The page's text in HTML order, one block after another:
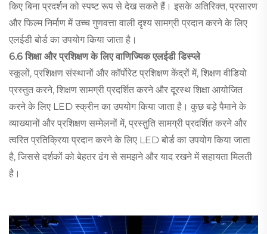
किए बिना प्रदर्शन को स्पष्ट रूप से देख सकते हैं। इसके अतिरिक्त, प्रसारण
और फिल्म निर्माण में उच्च गुणवत्ता वाली दृश्य सामग्री प्रदान करने के लिए
एलईडी बोर्ड का उपयोग किया जाता है।
6.6 शिक्षा और प्रशिक्षण के लिए वाणिज्यिक एलईडी डिस्प्ले
स्कूलों, प्रशिक्षण संस्थानों और कॉर्पोरेट प्रशिक्षण केंद्रों में, शिक्षण वीडियो
प्रस्तुत करने, शिक्षण सामग्री प्रदर्शित करने और दूरस्थ शिक्षा आयोजित
करने के लिए LED स्क्रीन का उपयोग किया जाता है। कुछ बड़े पैमाने के
व्याख्यानों और प्रशिक्षण सम्मेलनों में, प्रस्तुति सामग्री प्रदर्शित करने और
त्वरित प्रतिक्रिया प्रदान करने के लिए LED बोर्ड का उपयोग किया जाता
है, जिससे दर्शकों को बेहतर ढंग से समझने और याद रखने में सहायता मिलती
है।